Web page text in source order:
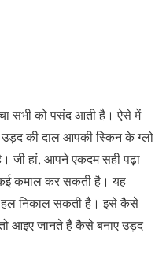
सभी को पसंद आती है। ऐसे में
की दाल आपकी स्किन के ग्लो
जी हां, आपने एकदम सही पढ़ा
कमाल कर सकती है। यह
निकाल सकती है। इसे कैसे
आइए जानते हैं कैसे बनाए उड़द